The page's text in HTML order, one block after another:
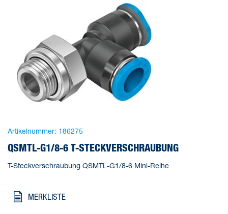
Artikelnummer: 186275
QSMTL-G1/8-6 T-STECKVERSCHRAUBUNG
T-Steckverschraubung QSMTL-G1/8-6 Mini-Reihe
MERKLISTE